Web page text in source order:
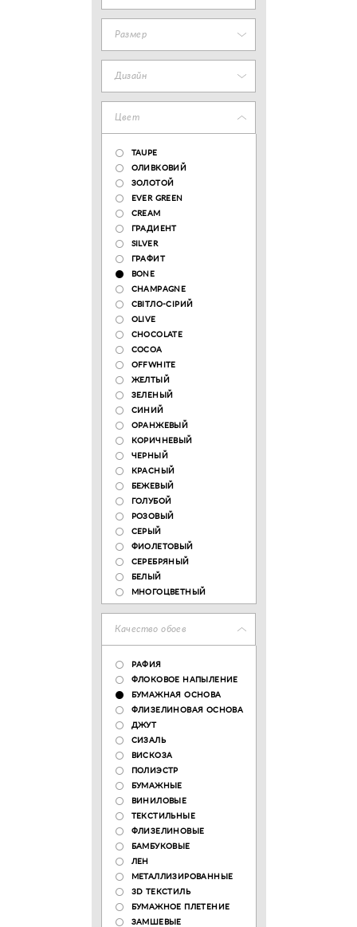
Размер
Дизайн
Цвет
TAUPE
ОЛИВКОВИЙ
ЗОЛОТОЙ
EVER GREEN
CREAM
ГРАДИЕНТ
SILVER
ГРАФИТ
BONE
CHAMPAGNE
СВІТЛО-СІРИЙ
OLIVE
CHOCOLATE
COCOA
OFFWHITE
ЖЕЛТЫЙ
ЗЕЛЕНЫЙ
СИНИЙ
ОРАНЖЕВЫЙ
КОРИЧНЕВЫЙ
ЧЕРНЫЙ
КРАСНЫЙ
БЕЖЕВЫЙ
ГОЛУБОЙ
РОЗОВЫЙ
СЕРЫЙ
ФИОЛЕТОВЫЙ
СЕРЕБРЯНЫЙ
БЕЛЫЙ
МНОГОЦВЕТНЫЙ
Качество обоев
РАФИЯ
ФЛОКОВОЕ НАПЫЛЕНИЕ
БУМАЖНАЯ ОСНОВА
ФЛИЗЕЛИНОВАЯ ОСНОВА
ДЖУТ
СИЗАЛЬ
ВИСКОЗА
ПОЛИЭСТР
БУМАЖНЫЕ
ВИНИЛОВЫЕ
ТЕКСТИЛЬНЫЕ
ФЛИЗЕЛИНОВЫЕ
БАМБУКОВЫЕ
ЛЕН
МЕТАЛЛИЗИРОВАННЫЕ
3D ТЕКСТИЛЬ
БУМАЖНОЕ ПЛЕТЕНИЕ
ЗАМШЕВЫЕ